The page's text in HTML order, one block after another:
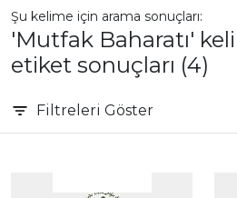
Şu kelime için arama sonuçları:
'Mutfak Baharatı'
etiket sonuçları (4)
Filtreleri Göster